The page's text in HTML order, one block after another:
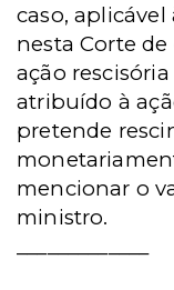
caso, aplicável
nesta Corte
ação
atribuído à
pretende
mencionar o
ministro.